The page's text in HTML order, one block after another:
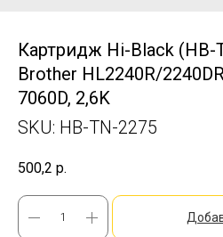
Картридж Hi-Black (HB-
Brother HL2240R/
7060D, 2,6K
SKU: HB-TN-2275
500,2 р.